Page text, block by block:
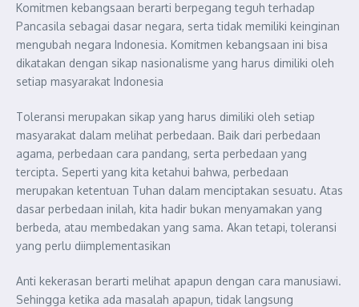
Komitmen kebangsaan berarti berpegang teguh terhadap
Pancasila sebagai dasar negara, serta tidak memiliki keinginan
mengubah negara Indonesia. Komitmen kebangsaan ini bisa
dikatakan dengan sikap nasionalisme yang harus dimiliki oleh
setiap masyarakat Indonesia
Toleransi merupakan sikap yang harus dimiliki oleh setiap
masyarakat dalam melihat perbedaan. Baik dari perbedaan
agama, perbedaan cara pandang, serta perbedaan yang
tercipta. Seperti yang kita ketahui bahwa, perbedaan
merupakan ketentuan Tuhan dalam menciptakan sesuatu. Atas
dasar perbedaan inilah, kita hadir bukan menyamakan yang
berbeda, atau membedakan yang sama. Akan tetapi, toleransi
yang perlu diimplementasikan
Anti kekerasan berarti melihat apapun dengan cara manusiawi.
Sehingga ketika ada masalah apapun, tidak langsung